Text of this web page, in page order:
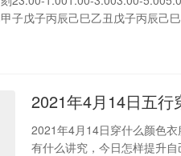
子戊子丙辰己巳乙丑戊子丙辰己
2021年4月14日五
2021年4月14日穿什么颜色
有什么讲究，今日怎样提升